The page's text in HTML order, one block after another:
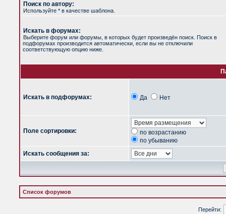
Поиск по автору:
Используйте * в качестве шаблона.
Искать в форумах:
Выберите форум или форумы, в которых будет произведён поиск. Поиск в
подфорумах производится автоматически, если вы не отключили
соответствующую опцию ниже.
Искать в подфорумах: Да Нет
Поле сортировки:
по возрастанию
по убыванию
Искать сообщения за:
Список форумов
Перейти: